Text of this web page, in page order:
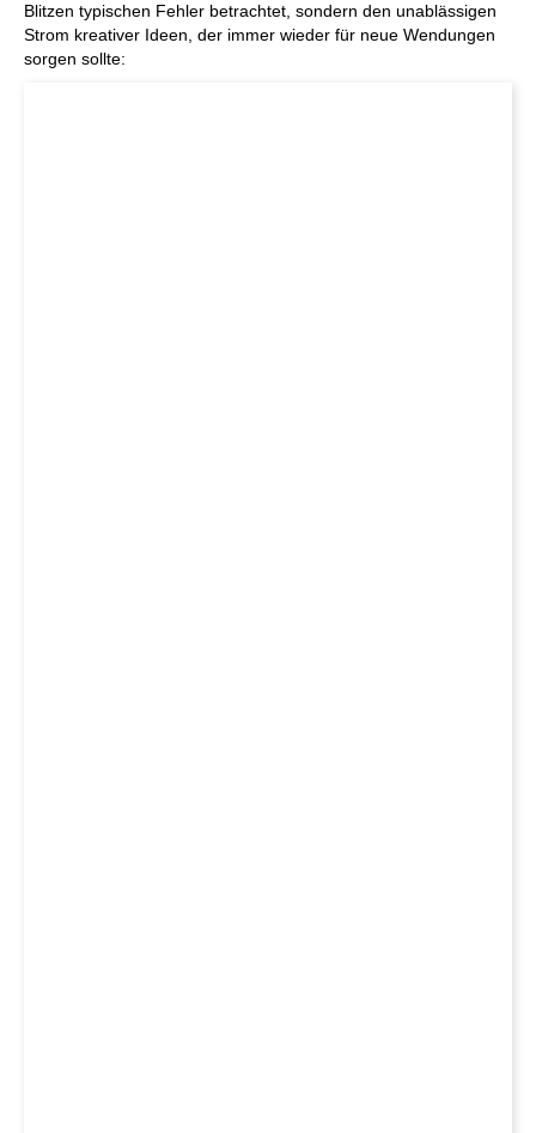
Blitzen typischen Fehler betrachtet, sondern den unablässigen
Strom kreativer Ideen, der immer wieder für neue Wendungen
sorgen sollte: